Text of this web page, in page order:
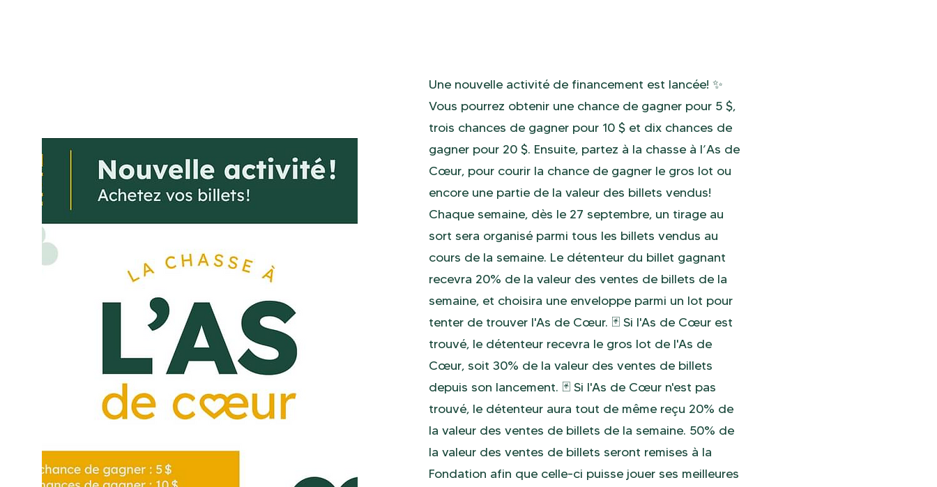
Une nouvelle activité de financement est lancée! ✨
Vous pourrez obtenir une chance de gagner pour 5 $,
trois chances de gagner pour 10 $ et dix chances de
gagner pour 20 $. Ensuite, partez à la chasse à l’As de
Cœur, pour courir la chance de gagner le gros lot ou
encore une partie de la valeur des billets vendus!
Chaque semaine, dès le 27 septembre, un tirage au
sort sera organisé parmi tous les billets vendus au
cours de la semaine. Le détenteur du billet gagnant
recevra 20% de la valeur des ventes de billets de la
semaine, et choisira une enveloppe parmi un lot pour
tenter de trouver l'As de Cœur. 🃏 Si l'As de Cœur est
trouvé, le détenteur recevra le gros lot de l'As de
Cœur, soit 30% de la valeur des ventes de billets
depuis son lancement. 🃏 Si l'As de Cœur n'est pas
trouvé, le détenteur aura tout de même reçu 20% de
la valeur des ventes de billets de la semaine. 50% de
la valeur des ventes de billets seront remises à la
Fondation afin que celle-ci puisse jouer ses meilleures